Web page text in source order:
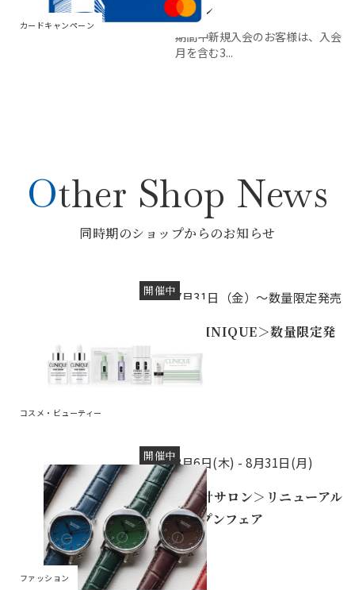
カードキャンペーン
ペーン
期間中新規入会のお客様は、入会
月を含む3...
Other Shop News
同時期のショップからのお知らせ
開催中
コスメ・ビューティー
7月31日（金）～数量限定発売
＜CLINIQUE＞数量限定発
売
開催中
ファッション
8月6日(木) -8月31日(月)
＜時計サロン＞リニューアル
オープンフェア